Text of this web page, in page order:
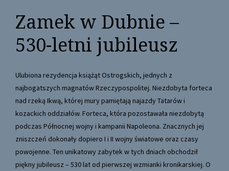
Zamek w Dubnie –
530-letni jubileusz
Ulubiona rezydencja książąt Ostrogskich, jednych z
najbogatszych magnatów Rzeczypospolitej. Niezdobyta forteca
nad rzeką Ikwą, której mury pamiętają najazdy Tatarów i
kozackich oddziałów. Forteca, która pozostawała niezdobytą
podczas Północnej wojny i kampanii Napoleona. Znacznych jej
zniszczeń dokonały dopiero I i II wojny światowe oraz czasy
powojenne. Ten unikatowy zabytek w tych dniach obchodził
piękny jubileusz – 530 lat od pierwszej wzmianki kronikarskiej. O